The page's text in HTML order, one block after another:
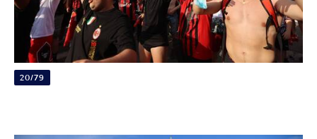
20/79